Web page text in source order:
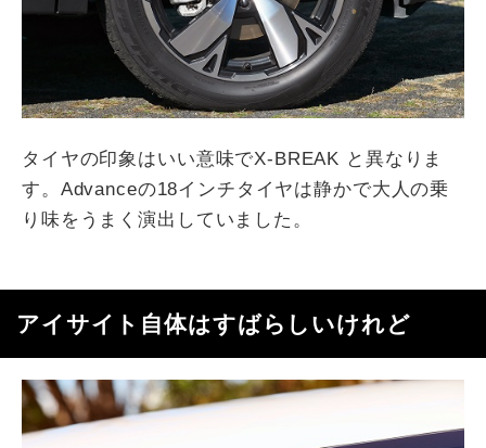
タイヤの印象はいい意味でX-BREAK と異なりま
す。Advanceの18インチタイヤは静かで大人の乗
り味をうまく演出していました。
アイサイト自体はすばらしいけれど